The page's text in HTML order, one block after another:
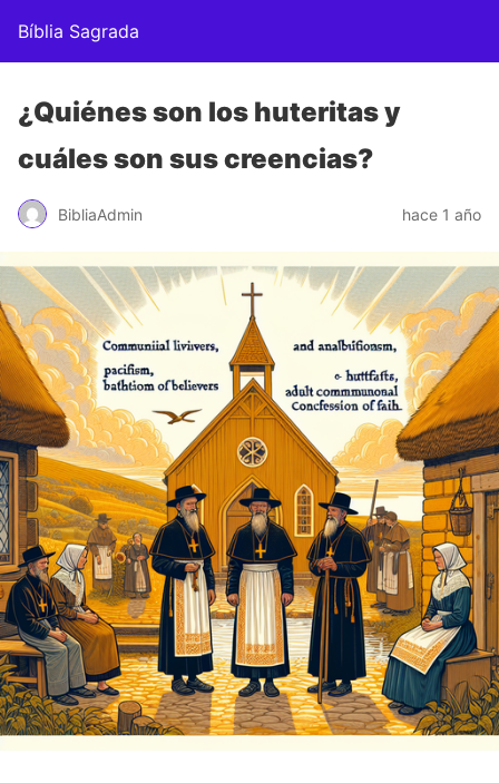
Bíblia Sagrada
¿Quiénes son los huteritas y
cuáles son sus creencias?
BibliaAdmin hace 1 año